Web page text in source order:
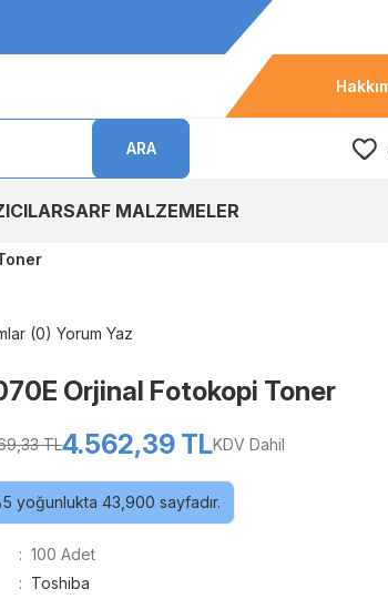
ARA
SARF MALZEMELER
(0) Yorum Yaz
Orjinal Fotokopi Toner
TL4.562,39 TLKDV Dahil
yoğunlukta 43,900 sayfadır.
100 Adet
Toshiba